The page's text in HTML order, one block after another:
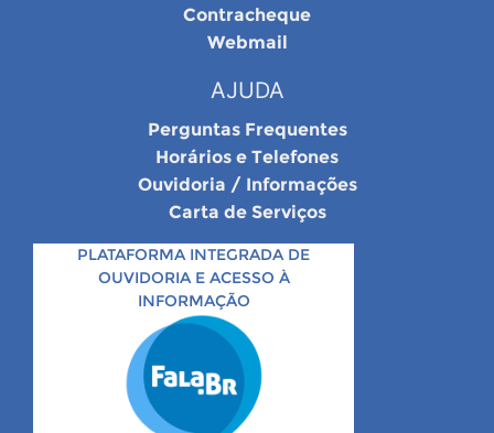
Contracheque
Webmail
AJUDA
Perguntas Frequentes
Horários e Telefones
Ouvidoria / Informações
Carta de Serviços
PLATAFORMA INTEGRADA DE
OUVIDORIA E ACESSO À
INFORMAÇÃO